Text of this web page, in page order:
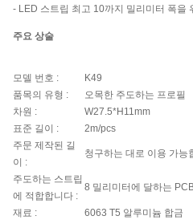
- LED 스트립 최고 10까지 밀리미터 폭을
주요 상술
모델 번호 :
K49
품목의 유형 :
오목한 주도하는 프로필
차원 :
W27.5*H11mm
표준 길이 :
2m/pcs
주문 제작된 길
이 :
청구하는 대로 이용 가능
주도하는 스트립
에 적합합니다 :
8 밀리미터에 달하는
재료 : 6063 T5 알루미늄 합금